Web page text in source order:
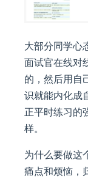
大部分同学心
面试官在线对
的，然后用自
识就能内化成
正平时练习的
样。
为什么要做这
痛点和烦恼，